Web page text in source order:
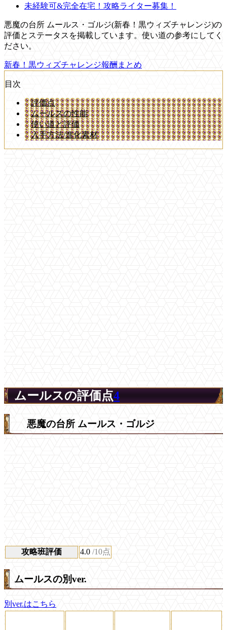
未経験可&完全在宅！攻略ライター募集！
悪魔の台所 ムールス・ゴルジ(新春！黒ウィズチャレンジ)の
評価とステータスを掲載しています。使い道の参考にしてく
ださい。
新春！黒ウィズチャレンジ報酬まとめ
目次
評価点
ムールスの性能
使い道と評価
入手方法/進化素材
ムールスの評価点4
悪魔の台所 ムールス・ゴルジ
攻略班評価 4.0 /10点
ムールスの別ver.
別ver.はこちら